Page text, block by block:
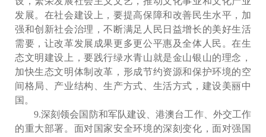
发展。在社会建设上，要提高保障和改善民生水平，加
强和创新社会治理，不断满足人民日益增长的美好生活
需要，让改革发展成果更多更公平惠及全体人民。在生
态文明建设上，要践行绿水青山就是金山银山的理念，
加快生态文明体制改革，形成节约资源和保护环境的空
间格局、产业结构、生产方式、生活方式，建设美丽中
国。
9.深刻领会国防和军队建设、港澳台工作、外交工作
的重大部署。面对国家安全环境的深刻变化，面对强国